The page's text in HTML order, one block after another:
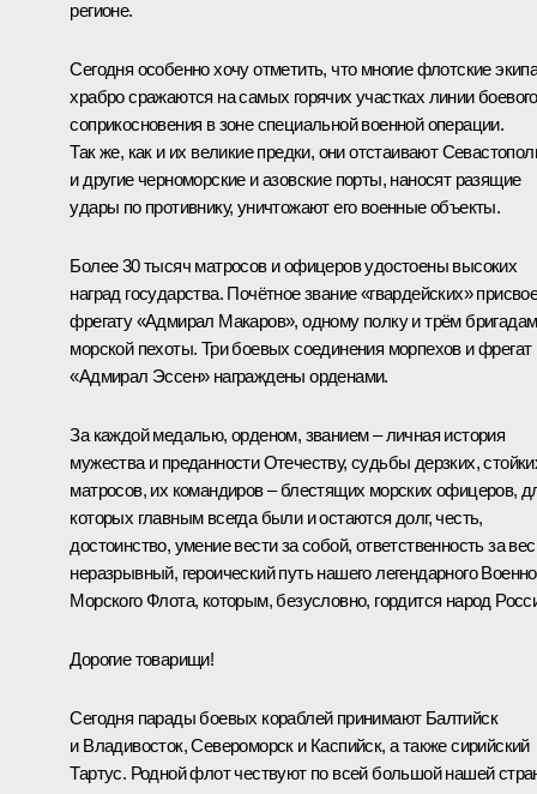
регионе.
Сегодня особенно хочу отметить, что многие флотские
храбро сражаются на самых горячих участках линии боевого
соприкосновения в зоне специальной военной операции.
Так же, как и их великие предки, они отстаивают
и другие черноморские и азовские порты, наносят разящие
удары по противнику, уничтожают его военные объекты.
Более 30 тысяч матросов и офицеров удостоены высоких
наград государства. Почётное звание «гвардейских»
фрегату «Адмирал Макаров», одному полку и трём бригадам
морской пехоты. Три боевых соединения морпехов и фрегат
«Адмирал Эссен» награждены орденами.
За каждой медалью, орденом, званием – личная история
мужества и преданности Отечеству, судьбы дерзких,
матросов, их командиров – блестящих морских офицеров,
которых главным всегда были и остаются долг, честь,
достоинство, умение вести за собой, ответственность за
неразрывный, героический путь нашего легендарного
Морского Флота, которым, безусловно, гордится народ
Дорогие товарищи!
Сегодня парады боевых кораблей принимают Балтийск
и Владивосток, Североморск и Каспийск, а также сирийский
Тартус. Родной флот чествуют по всей большой нашей